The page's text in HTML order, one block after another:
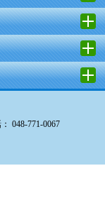
048-771-0067